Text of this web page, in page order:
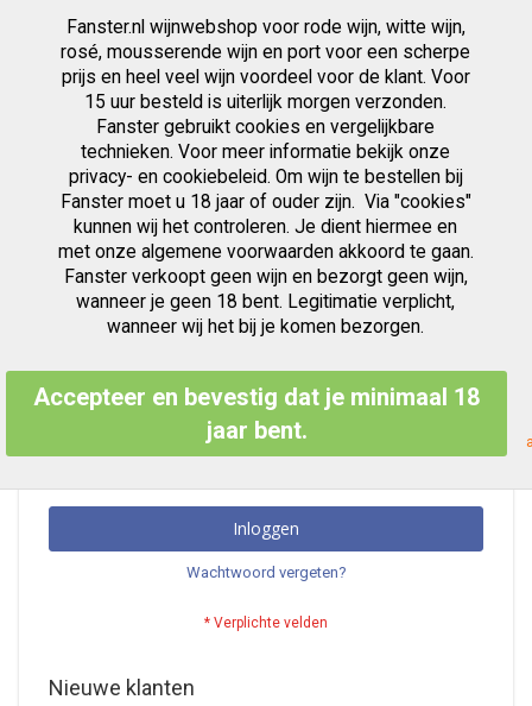
Fanster.nl wijnwebshop voor rode wijn, witte wijn,
rosé, mousserende wijn en port voor een scherpe
prijs en heel veel wijn voordeel voor de klant. Voor
15 uur besteld is uiterlijk morgen verzonden.
Fanster gebruikt cookies en vergelijkbare
technieken. Voor meer informatie bekijk onze
privacy- en cookiebeleid. Om wijn te bestellen bij
Fanster moet u 18 jaar of ouder zijn. Via "cookies"
kunnen wij het controleren. Je dient hiermee en
met onze algemene voorwaarden akkoord te gaan.
Fanster verkoopt geen wijn en bezorgt geen wijn,
wanneer je geen 18 bent. Legitimatie verplicht,
wanneer wij het bij je komen bezorgen.
Accepteer en bevestig dat je minimaal 18
jaar bent.
Zoek
inhoud
Klant Login
Geregistreerde Klanten
Als u een account hebt, meld u dan aan met uw e-mailadres.
E-mailadres
Inloggen
Wachtwoord vergeten?
Nieuwe klanten